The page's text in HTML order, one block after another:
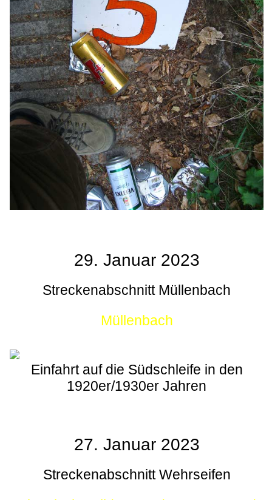
29. Januar 2023
Streckenabschnitt Müllenbach
Müllenbach
Einfahrt auf die Südschleife in den
1920er/1930er Jahren
27. Januar 2023
Streckenabschnitt Wehrseifen